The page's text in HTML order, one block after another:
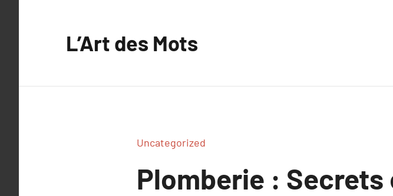
L’Art des Mots
Uncategorized
Plomberie :